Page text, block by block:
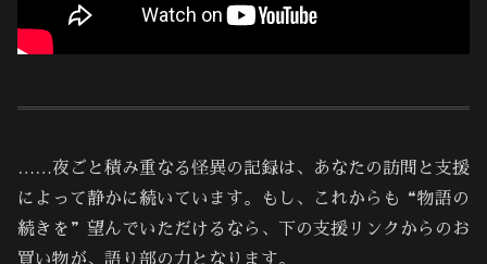
……夜ごと積み重なる怪異の記録は、あなたの訪問と支援
によって静かに続いています。もし、これからも“物語の
続きを”望んでいただけるなら、下の支援リンクからのお
買い物が、語り部の力となります。